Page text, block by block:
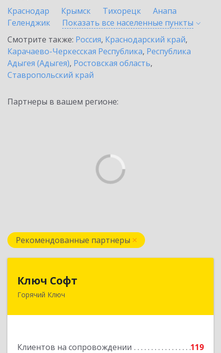
Краснодар
Крымск Тихорецк
Анапа
Геленджик
Показать все населенные пункты
Смотрите также: Россия, Краснодарский край,
Карачаево-Черкесская Республика, Республика
Адыгея (Адыгея), Ростовская область,
Ставропольский край
Партнеры в вашем регионе:
Рекомендованные партнеры
Ключ Софт
Горячий Ключ
Клиентов на сопровождении
119
353287, Краснодарский край, Горячий Ключ г,